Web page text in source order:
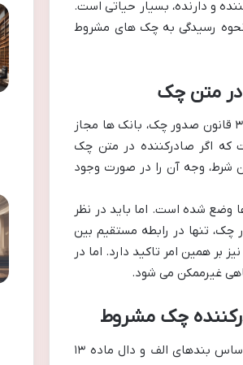
و دارنده، بسیار حیاتی است.
نحوه رسیدگی به چک های مشروط
یکی از اصول مهم در نظام حقوقی چک، استقلال چک از منشأ آن است. بر اساس ماده ۳ قانون صدور چک، بانک ها مجاز
اگر صادرکننده در متن چک
شرط، وجه آن را در صورت وجود
شده است. اما باید در نظر
تنها در رابطه مستقیم بین
بر همین امر تاکید دارد. اما در
غیرممکن می شود.
از دیگر نکات مهم حقوقی در مورد چک مشروط، مربوط به جنبه کیفری آن است. بر اساس بندهای الف و دال ماده ۱۳